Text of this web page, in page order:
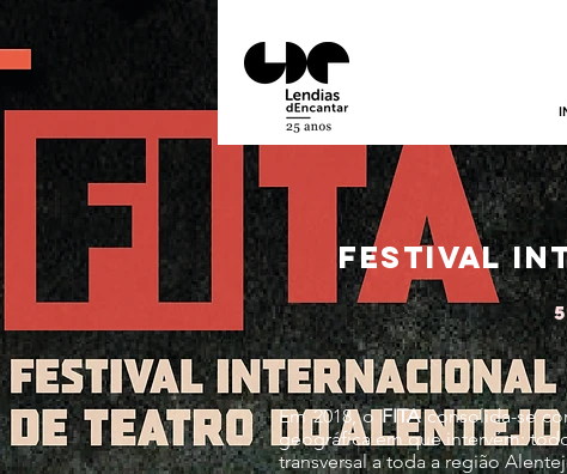
FESTIVAL
Em 2018, oFITAconsolida-se
geográfica em que intervém:
transversal a toda a região